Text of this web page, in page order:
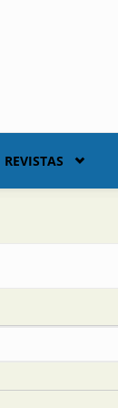
REVISTAS